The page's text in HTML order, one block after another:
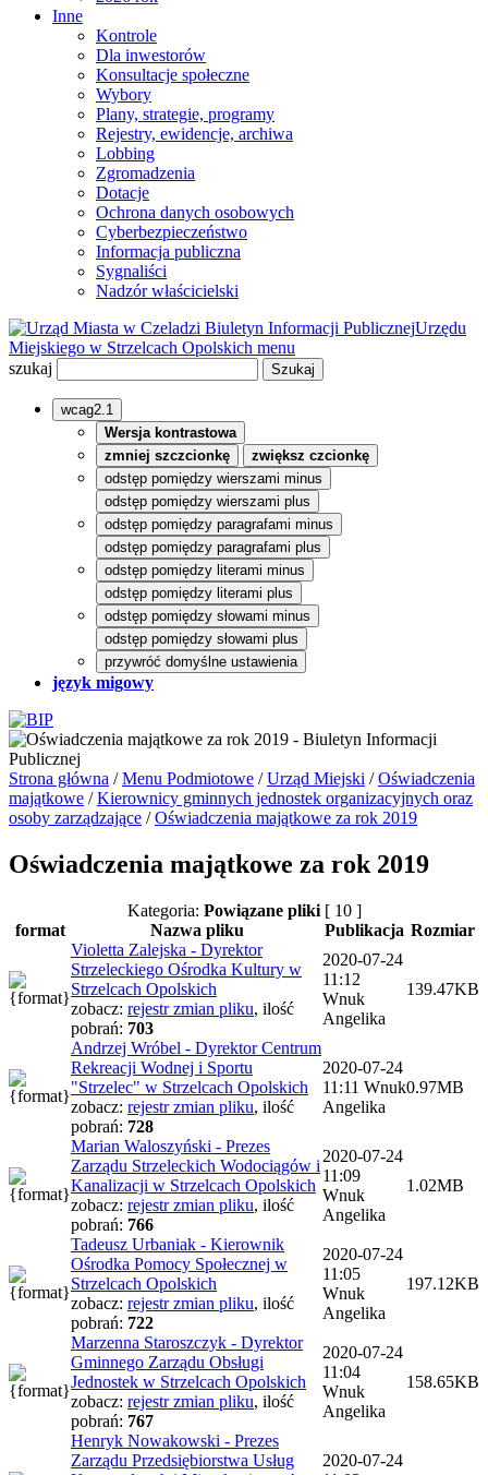
Inne
Kontrole
Dla inwestorów
Konsultacje społeczne
Wybory
Plany, strategie, programy
Rejestry, ewidencje, archiwa
Lobbing
Zgromadzenia
Dotacje
Ochrona danych osobowych
Cyberbezpieczeństwo
Informacja publiczna
Sygnaliści
Nadzór właścicielski
Biuletyn Informacji PublicznejUrzędu
Miejskiego w Strzelcach Opolskich menu
szukaj
wcag2.1
Wersja kontrastowa
zmniej szczcionkę
zwiększ czcionkę
odstęp pomiędzy wierszami minus
odstęp pomiędzy wierszami plus
odstęp pomiędzy paragrafami minus
odstęp pomiędzy paragrafami plus
odstęp pomiędzy literami minus
odstęp pomiędzy literami plus
odstęp pomiędzy słowami minus
odstęp pomiędzy słowami plus
przywróć domyślne ustawienia
język migowy
Strona główna /Menu Podmiotowe /Urząd Miejski /Oświadczenia
majątkowe /Kierownicy gminnych jednostek organizacyjnych oraz
osoby zarządzające /Oświadczenia majątkowe za rok 2019
Oświadczenia majątkowe za rok 2019
Kategoria: Powiązane pliki[ 10 ]
format
Nazwa pliku Publikacja Rozmiar
Violetta Zalejska - Dyrektor
Strzeleckiego Ośrodka Kultury w
Strzelcach Opolskich
zobacz: rejestr zmian pliku, ilość
pobrań: 703
2020-07-24
11:12
Wnuk
Angelika
139.47KB
Andrzej Wróbel - Dyrektor Centrum
Rekreacji Wodnej i Sportu
"Strzelec" w Strzelcach Opolskich
zobacz: rejestr zmian pliku, ilość
pobrań: 728
2020-07-24
11:11 Wnuk
Angelika
0.97MB
Marian Waloszyński - Prezes
Zarządu Strzeleckich Wodociągów i
Kanalizacji w Strzelcach Opolskich
zobacz: rejestr zmian pliku, ilość
pobrań: 766
2020-07-24
11:09
Wnuk
Angelika
1.02MB
Tadeusz Urbaniak - Kierownik
Ośrodka Pomocy Społecznej w
Strzelcach Opolskich
zobacz: rejestr zmian pliku, ilość
pobrań: 722
2020-07-24
11:05
Wnuk
Angelika
197.12KB
Marzenna Staroszczyk - Dyrektor
Gminnego Zarządu Obsługi
Jednostek w Strzelcach Opolskich
zobacz: rejestr zmian pliku, ilość
pobrań: 767
2020-07-24
11:04
Wnuk
Angelika
158.65KB
Henryk Nowakowski - Prezes
Zarządu Przedsiębiorstwa Usług
2020-07-24